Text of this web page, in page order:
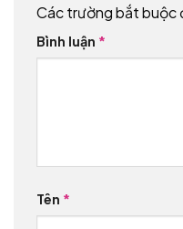
Các trường bắt buộc
Bình luận *
Tên *